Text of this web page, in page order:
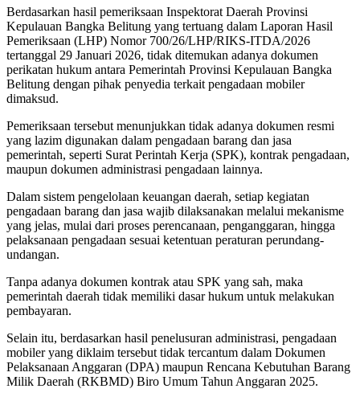
Berdasarkan hasil pemeriksaan Inspektorat Daerah Provinsi
Kepulauan Bangka Belitung yang tertuang dalam Laporan Hasil
Pemeriksaan (LHP) Nomor 700/26/LHP/RIKS-ITDA/2026
tertanggal 29 Januari 2026, tidak ditemukan adanya dokumen
perikatan hukum antara Pemerintah Provinsi Kepulauan Bangka
Belitung dengan pihak penyedia terkait pengadaan mobiler
dimaksud.
Pemeriksaan tersebut menunjukkan tidak adanya dokumen resmi
yang lazim digunakan dalam pengadaan barang dan jasa
pemerintah, seperti Surat Perintah Kerja (SPK), kontrak pengadaan,
maupun dokumen administrasi pengadaan lainnya.
Dalam sistem pengelolaan keuangan daerah, setiap kegiatan
pengadaan barang dan jasa wajib dilaksanakan melalui mekanisme
yang jelas, mulai dari proses perencanaan, penganggaran, hingga
pelaksanaan pengadaan sesuai ketentuan peraturan perundang-
undangan.
Tanpa adanya dokumen kontrak atau SPK yang sah, maka
pemerintah daerah tidak memiliki dasar hukum untuk melakukan
pembayaran.
Selain itu, berdasarkan hasil penelusuran administrasi, pengadaan
mobiler yang diklaim tersebut tidak tercantum dalam Dokumen
Pelaksanaan Anggaran (DPA) maupun Rencana Kebutuhan Barang
Milik Daerah (RKBMD) Biro Umum Tahun Anggaran 2025.